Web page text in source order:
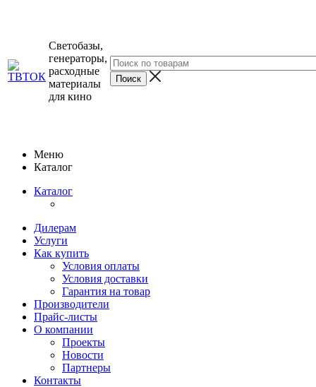
Светобазы,
генераторы,
расходные
материалы
для кино
Меню
Каталог
Каталог
Дилерам
Услуги
Как купить
Условия оплаты
Условия доставки
Гарантия на товар
Производители
Прайс-листы
О компании
Проекты
Новости
Партнеры
Контакты